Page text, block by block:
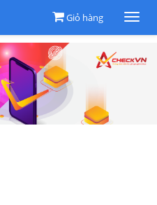
Giỏ hàng